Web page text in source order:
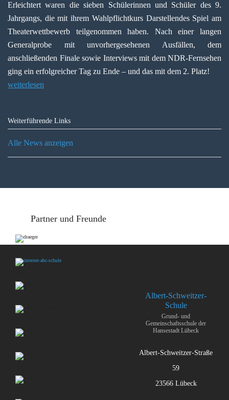
Erleichtert waren die sieben Schülerinnen und Schüler des 9.
Jahrgangs, die mit ihrem Wahlpflichtkurs Darstellendes Spiel am
Theaterwettbewerb teilgenommen haben. Nach einer langen
Generalprobe mit unvorhergesehenen Ausfällen, dem
anschließenden Finale sowie Interviews mit dem NDR-Fernsehen
ging ein erfolgreicher Tag zu Ende – und das mit dem 2. Platz!
weiterlesen
Weiterführende Links
Alle News anzeigen
Partner und Freunde
Albert-Schweitzer-
Schule
Grund- und
Gemeinschaftsschule der
Hansestadt Lübeck
Albert-Schweitzer-Straße
59
23566 Lübeck